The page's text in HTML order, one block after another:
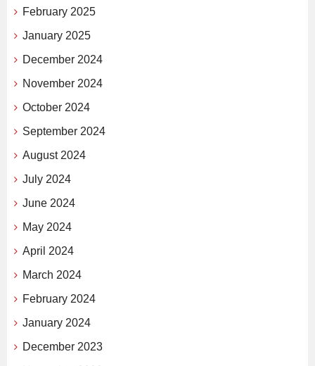
February 2025
January 2025
December 2024
November 2024
October 2024
September 2024
August 2024
July 2024
June 2024
May 2024
April 2024
March 2024
February 2024
January 2024
December 2023